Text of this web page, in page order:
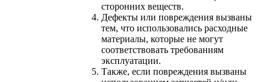
сторонних веществ.
Дефекты или повреждения вызваны
тем, что использовались расходные
материалы, которые не могут
соответствовать требованиям
эксплуатации.
Также, если повреждения вызваны